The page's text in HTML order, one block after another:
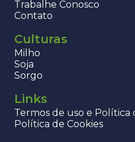
Trabalhe Conosco
Contato
Culturas
Milho
Soja
Sorgo
Links
Termos de uso e Política
Política de Cookies